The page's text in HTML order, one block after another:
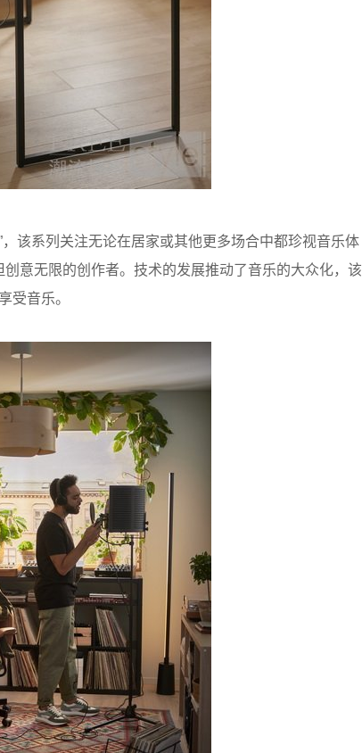
该系列关注无论在居家或其他更多场合中都珍视音乐体
意无限的创作者。技术的发展推动了音乐的大众化，该
受音乐。